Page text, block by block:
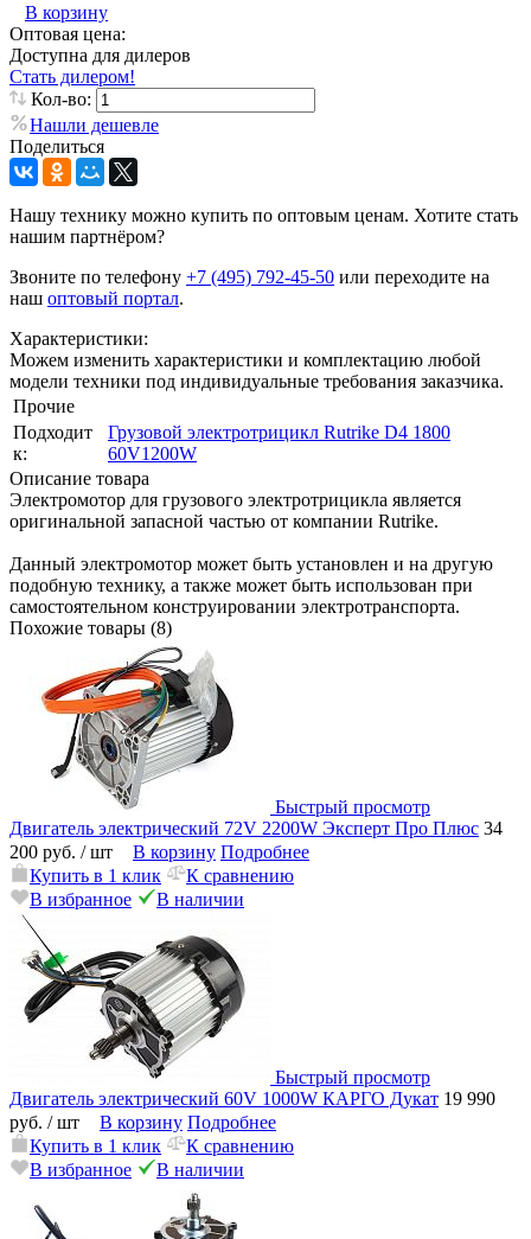
В корзину
Оптовая цена:
Доступна для дилеров
Стать дилером!
Кол-во:
Нашли дешевле
Поделиться
Нашу технику можно купить по оптовым ценам. Хотите стать
нашим партнёром?
Звоните по телефону +7 (495) 792-45-50 или переходите на
наш оптовый портал.
Характеристики:
Можем изменить характеристики и комплектацию любой
модели техники под индивидуальные требования заказчика.
Прочие
Подходит
к:
Грузовой электротрицикл Rutrike D4 1800
60V1200W
Описание товара
Электромотор для грузового электротрицикла является
оригинальной запасной частью от компании Rutrike.
Данный электромотор может быть установлен и на другую
подобную технику, а также может быть использован при
самостоятельном конструировании электротранспорта.
Похожие товары (8)
Быстрый просмотр
Двигатель электрический 72V 2200W Эксперт Про Плюс 34
200 руб. / шт В корзину Подробнее
Купить в 1 клик
К сравнению
В избранное
В наличии
Быстрый просмотр
Двигатель электрический 60V 1000W КАРГО Дукат 19 990
руб. / шт В корзину Подробнее
Купить в 1 клик
К сравнению
В избранное
В наличии